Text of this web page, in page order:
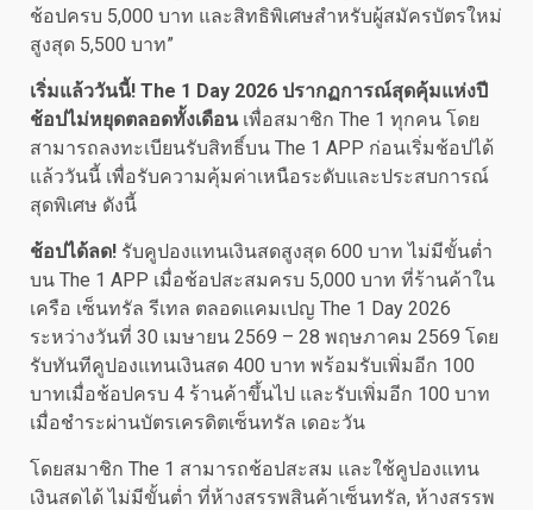
ช้อปครบ 5,000 บาท และสิทธิพิเศษสำหรับผู้สมัครบัตรใหม่
สูงสุด 5,500 บาท”
เริ่มแล้ววันนี้! The 1 Day 2026 ปรากฏการณ์สุดคุ้มแห่งปี
ช้อปไม่หยุดตลอดทั้งเดือนเพื่อสมาชิก The 1 ทุกคน โดย
สามารถลงทะเบียนรับสิทธิ์บน The 1 APP ก่อนเริ่มช้อปได้
แล้ววันนี้ เพื่อรับความคุ้มค่าเหนือระดับและประสบการณ์
สุดพิเศษ ดังนี้
ช้อปได้ลด! รับคูปองแทนเงินสดสูงสุด 600 บาท ไม่มีขั้นต่ำ
บน The 1 APP เมื่อช้อปสะสมครบ 5,000 บาท ที่ร้านค้าใน
เครือ เซ็นทรัล รีเทล ตลอดแคมเปญ The 1 Day 2026
ระหว่างวันที่ 30 เมษายน 2569 – 28 พฤษภาคม 2569 โดย
รับทันทีคูปองแทนเงินสด 400 บาท พร้อมรับเพิ่มอีก 100
บาทเมื่อช้อปครบ 4 ร้านค้าขึ้นไป และรับเพิ่มอีก 100 บาท
เมื่อชำระผ่านบัตรเครดิตเซ็นทรัล เดอะวัน
โดยสมาชิก The 1 สามารถช้อปสะสม และใช้คูปองแทน
เงินสดได้ ไม่มีขั้นต่ำ ที่ห้างสรรพสินค้าเซ็นทรัล, ห้างสรรพ